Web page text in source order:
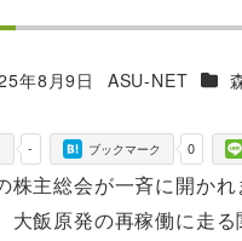
年8月9日
著
ASU-NET カテ
- 0
ブックマーク
株主総会が一斉に開か
大飯原発の再稼働に走